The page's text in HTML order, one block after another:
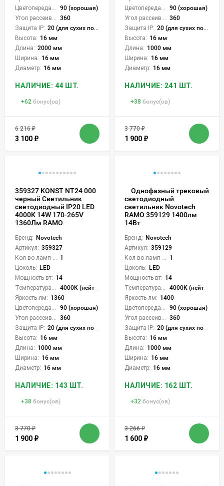
90 (хорошая)
360
Защита IP: 20 (для сухих пом.)
Высота: 16 мм
Длина: 2000 мм
Ширина: 16 мм
Диаметр: 16 мм
НАЛИЧИЕ: 44 ШТ.
+62 бонус(ов)
6 216₽
3 100 ₽
90 (хорошая)
360
Защита IP: 20 (для сухих пом.)
Высота: 16 мм
Длина: 1000 мм
Ширина: 16 мм
Диаметр: 16 мм
НАЛИЧИЕ: 241 ШТ.
+38 бонус(ов)
3 770₽
1 900 ₽
359327 KONST NT24 000
черный Светильник
светодиодный IP20 LED
4000K 14W 170-265V
1360Лм RAMO
Бренд: Novotech
Артикул: 359327
1
Цоколь: LED
Мощность вт: 14
4000K (нейтральный)
Яркость лм: 1360
90 (хорошая)
360
Защита IP: 20 (для сухих пом.)
Высота: 16 мм
Длина: 1000 мм
Ширина: 16 мм
Диаметр: 16 мм
НАЛИЧИЕ: 143 ШТ.
+38 бонус(ов)
3 770₽
1 900 ₽
Однофазный трековый
светодиодный
светильник Novotech
RAMO 359129 1400лм
14Вт
Бренд: Novotech
Артикул: 359129
Кол-во ламп или LED: 1
Цоколь: LED
Мощность вт: 14
Температура света:
4000K (нейтральный)
Яркость лм: 1400
Цветопередача (CRI):
90 (хорошая)
Угол рассеивания света °: 360
Защита IP: 20 (для сухих пом.)
Высота: 16 мм
Длина: 1000 мм
Ширина: 16 мм
Диаметр: 16 мм
НАЛИЧИЕ: 162 ШТ.
+32 бонус(ов)
3 266₽
1 600 ₽